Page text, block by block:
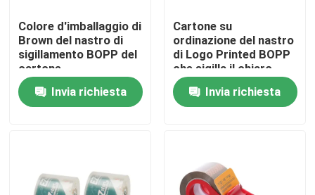
Contattici
Notizie
Nastro dell'imballaggio di Bopp
Colore d'imballaggio di
Brown del nastro di
sigillamento BOPP del
cartone
Invia richiesta
Cartone su
ordinazione del nastro
di Logo Printed BOPP
che sigilla il chiaro
nastro Rolls enorme di
BOPP Invia richiesta